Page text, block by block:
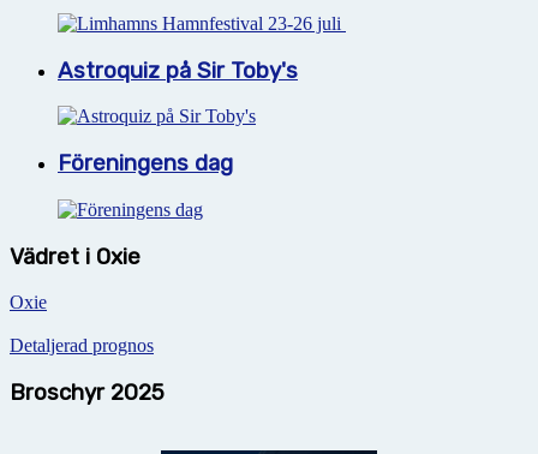
Astroquiz på Sir Toby's
Föreningens dag
Vädret i Oxie
Oxie
Detaljerad prognos
Broschyr 2025